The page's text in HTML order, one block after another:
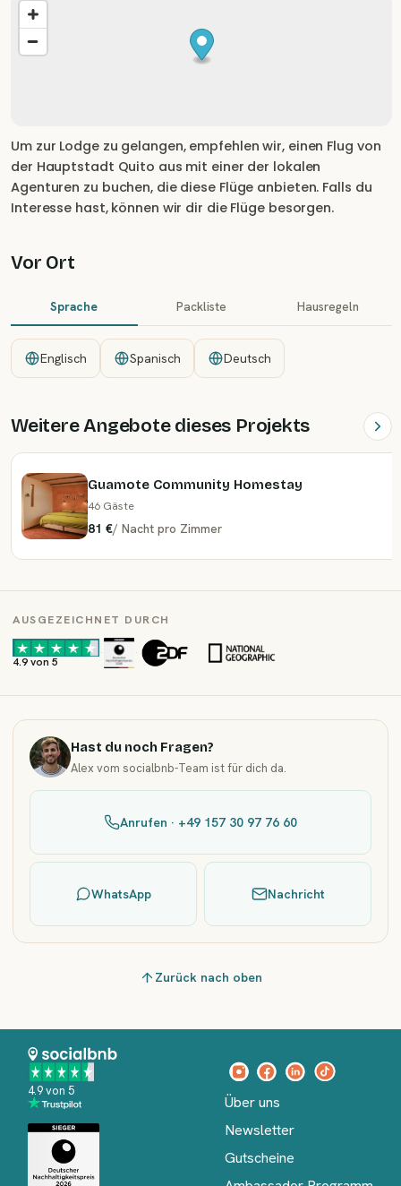
Um zur Lodge zu gelangen, empfehlen wir, einen Flug von
der Hauptstadt Quito aus mit einer der lokalen
Agenturen zu buchen, die diese Flüge anbieten. Falls du
Interesse hast, können wir dir die Flüge besorgen.
Vor Ort
Sprache Packliste Hausregeln
Englisch Spanisch Deutsch
Weitere Angebote dieses Projekts
Guamote Community Homestay
46 Gäste
81 €/ Nacht pro Zimmer
AUSGEZEICHNET DURCH
4.9 von 5
· ·
Hast du noch Fragen?
Alex vom socialbnb-Team ist für dich da.
Anrufen · +49 157 30 97 76 60
WhatsApp Nachricht
Zurück nach oben
4.9 von 5
Über uns
Newsletter
Gutscheine